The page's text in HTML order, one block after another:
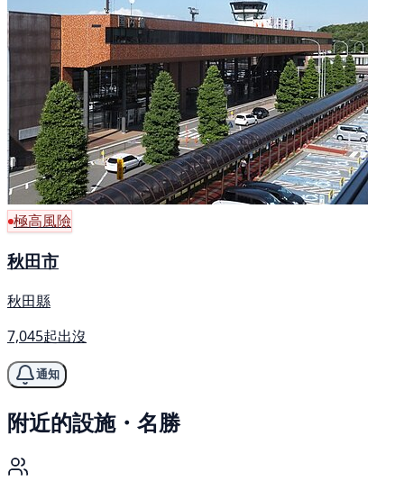
極高風險
秋田市
秋田縣
7,045起出沒
通知
附近的設施・名勝